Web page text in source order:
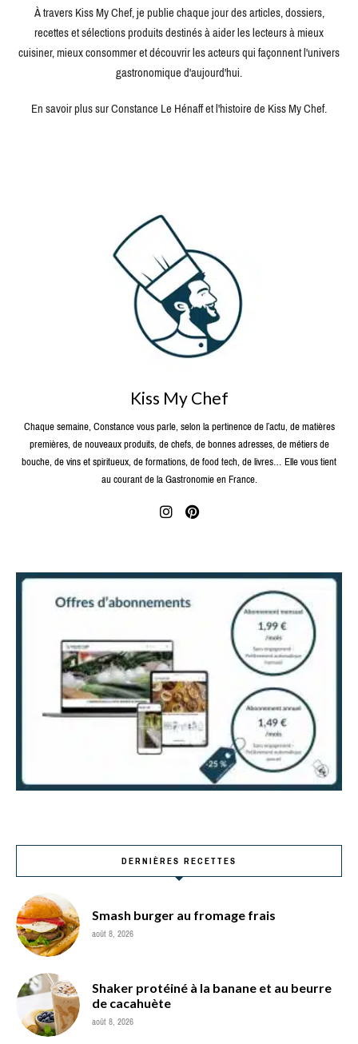
À travers Kiss My Chef, je publie chaque jour des articles, dossiers,
recettes et sélections produits destinés à aider les lecteurs à mieux
cuisiner, mieux consommer et découvrir les acteurs qui façonnent l'univers
gastronomique d'aujourd'hui.
En savoir plus sur Constance Le Hénaff et l'histoire de Kiss My Chef.
Kiss My Chef
Chaque semaine, Constance vous parle, selon la pertinence de l’actu, de matières
premières, de nouveaux produits, de chefs, de bonnes adresses, de métiers de
bouche, de vins et spiritueux, de formations, de food tech, de livres… Elle vous tient
au courant de la Gastronomie en France.
DERNIÈRES RECETTES
Smash burger au fromage frais
août 8, 2026
Shaker protéiné à la banane et au beurre
de cacahuète
août 8, 2026